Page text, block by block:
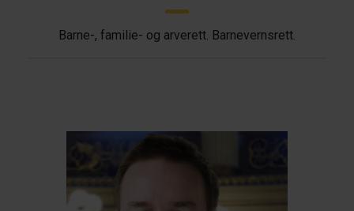
Barne-, familie- og arverett. Barnevernsrett.